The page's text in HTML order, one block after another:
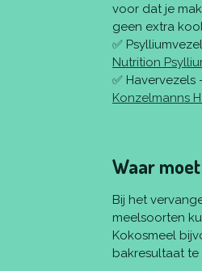
voor dat je
geen extra
✅
Nutrition
✅
Konzelmanns
Waar
Bij het
meelsoorten
Kokosmeel
bakresultaat te